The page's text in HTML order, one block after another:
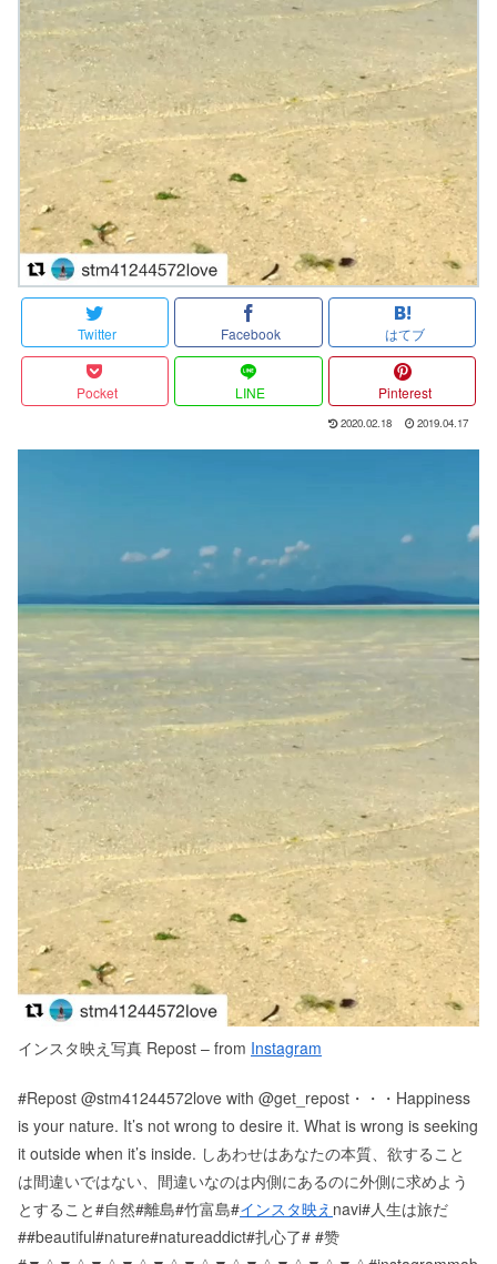
Twitter Facebook はてブ
Pocket LINE Pinterest
2020.02.18 2019.04.17
インスタ映え写真 Repost – from Instagram
#Repost @stm41244572love with @get_repost・・・Happiness
is your nature. It’s not wrong to desire it. What is wrong is seeking
it outside when it’s inside. しあわせはあなたの本質、欲すること
は間違いではない、間違いなのは内側にあるのに外側に求めよう
とすること#自然#離島#竹富島#インスタ映え navi#人生は旅だ
##beautiful#nature#natureaddict#扎心了# #赞